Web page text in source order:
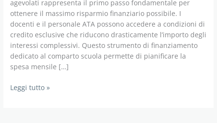
agevolati rappresenta il primo passo fondamentale per
ottenere il massimo risparmio finanziario possibile. I
docenti e il personale ATA possono accedere a condizioni di
credito esclusive che riducono drasticamente l’importo degli
interessi complessivi. Questo strumento di finanziamento
dedicato al comparto scuola permette di pianificare la
spesa mensile […]
Simulazione
Leggi tutto »